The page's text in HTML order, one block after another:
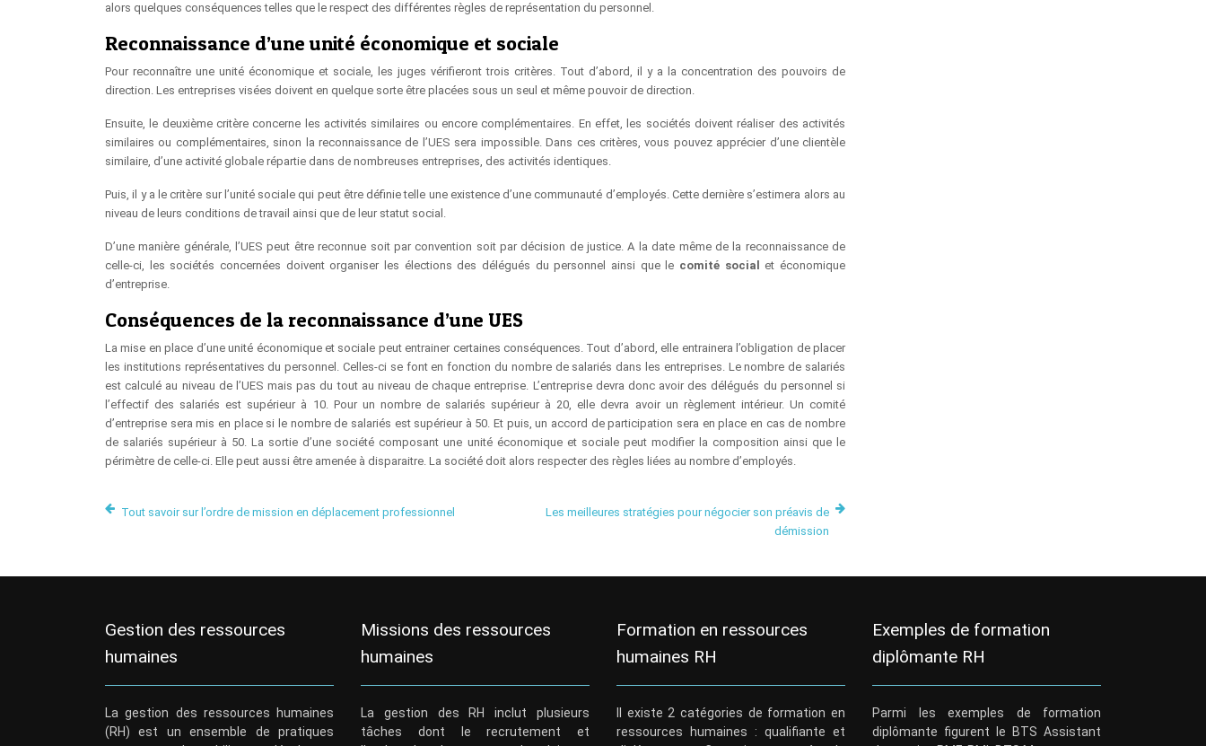
alors quelques conséquences telles que le respect des différentes règles de représentation du personnel.
Reconnaissance d’une unité économique et sociale
Pour reconnaître une unité économique et sociale, les juges vérifieront trois critères. Tout d’abord, il y a la concentration des pouvoirs de
direction. Les entreprises visées doivent en quelque sorte être placées sous un seul et même pouvoir de direction.
Ensuite, le deuxième critère concerne les activités similaires ou encore complémentaires. En effet, les sociétés doivent réaliser des activités
similaires ou complémentaires, sinon la reconnaissance de l’UES sera impossible. Dans ces critères, vous pouvez apprécier d’une clientèle
similaire, d’une activité globale répartie dans de nombreuses entreprises, des activités identiques.
Puis, il y a le critère sur l’unité sociale qui peut être définie telle une existence d’une communauté d’employés. Cette dernière s’estimera alors au
niveau de leurs conditions de travail ainsi que de leur statut social.
D’une manière générale, l’UES peut être reconnue soit par convention soit par décision de justice. A la date même de la reconnaissance de
celle-ci, les sociétés concernées doivent organiser les élections des délégués du personnel ainsi que le comité social
et économique
d’entreprise.
Conséquences de la reconnaissance d’une UES
La mise en place d’une unité économique et sociale peut entrainer certaines conséquences. Tout d’abord, elle entrainera l’obligation de placer
les institutions représentatives du personnel. Celles-ci se font en fonction du nombre de salariés dans les entreprises. Le nombre de salariés
est calculé au niveau de l’UES mais pas du tout au niveau de chaque entreprise. L’entreprise devra donc avoir des délégués du personnel si
l’effectif des salariés est supérieur à 10. Pour un nombre de salariés supérieur à 20, elle devra avoir un règlement intérieur. Un comité
d’entreprise sera mis en place si le nombre de salariés est supérieur à 50. Et puis, un accord de participation sera en place en cas de nombre
de salariés supérieur à 50. La sortie d’une société composant une unité économique et sociale peut modifier la composition ainsi que le
périmètre de celle-ci. Elle peut aussi être amenée à disparaitre. La société doit alors respecter des règles liées au nombre d’employés.
Tout savoir sur l’ordre de mission en déplacement professionnel
Les meilleures stratégies pour négocier son préavis de
démission
Gestion des ressources
humaines
La gestion des ressources humaines
(RH) est un ensemble de pratiques
Missions des ressources
humaines
La gestion des RH inclut plusieurs
tâches dont le recrutement et
Formation en ressources
humaines RH
Il existe 2 catégories de formation en
ressources humaines : qualifiante et
Exemples de formation
diplômante RH
Parmi les exemples de formation
diplômante figurent le BTS Assistant